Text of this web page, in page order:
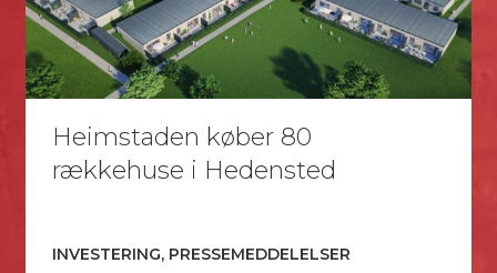
Heimstaden køber 80
rækkehuse i Hedensted
INVESTERING, PRESSEMEDDELELSER